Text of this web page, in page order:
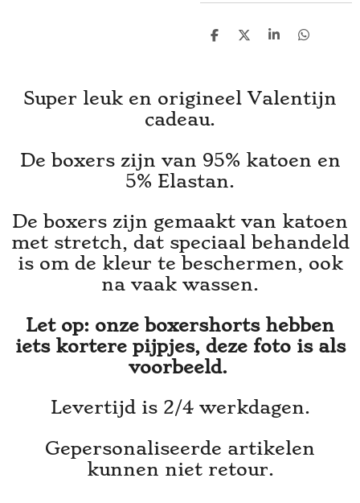
D
n
D
S
e
D
n
Super leuk en origineel Valentijn
cadeau.
De boxers zijn van 95% katoen en
5% Elastan.
De boxers zijn gemaakt van katoen
met stretch, dat speciaal behandeld
is om de kleur te beschermen, ook
na vaak wassen.
Let op: onze boxershorts hebben
iets kortere pijpjes, deze foto is als
voorbeeld.
Levertijd is 2/4 werkdagen.
Gepersonaliseerde artikelen
kunnen niet retour.